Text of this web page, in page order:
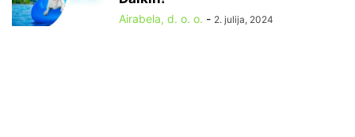
Airabela, d. o. o. - 2. julija, 2024